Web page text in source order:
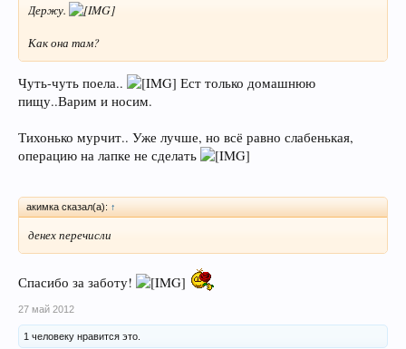
Держу.
Как она там?
Чуть-чуть поела..
Ест только домашнюю
пищу..Варим и носим.
Тихонько мурчит.. Уже лучше, но всё равно слабенькая,
операцию на лапке не сделать
акимка сказал(а): ↑
денех перечисли
Спасибо за заботу!
27 май 2012
1 человеку нравится это.